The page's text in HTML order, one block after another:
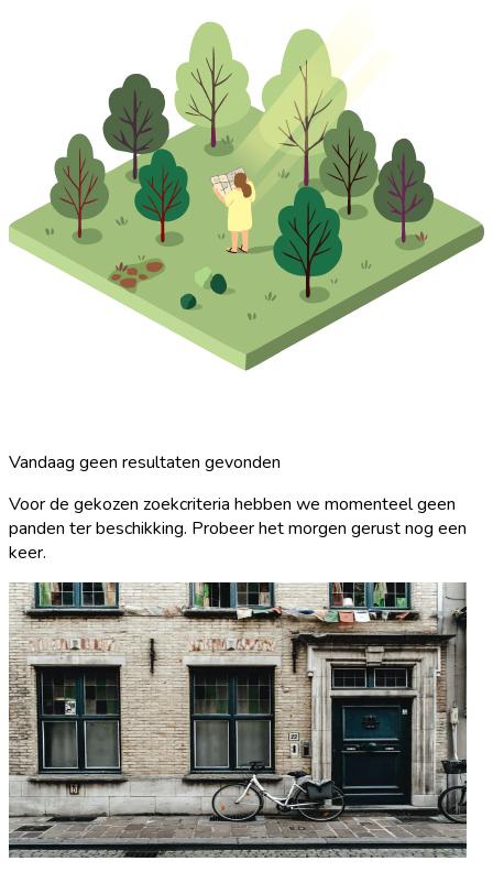
Vandaag geen resultaten gevonden
Voor de gekozen zoekcriteria hebben we momenteel geen
panden ter beschikking. Probeer het morgen gerust nog een
keer.